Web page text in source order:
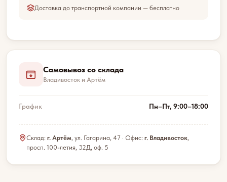
Доставка до транспортной компании — бесплатно
Самовывоз со склада
Владивосток и Артём
График Пн–Пт, 9:00–18:00
Склад: г. Артём, ул. Гагарина, 47 · Офис: г. Владивосток,
просп. 100-летия, 32Д, оф. 5